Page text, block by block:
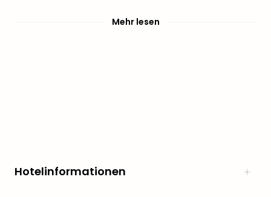
Mehr lesen
Hotelinformationen